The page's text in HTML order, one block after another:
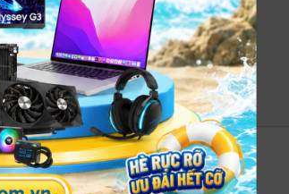
môi trường làm việc hiện đại nhờ khả